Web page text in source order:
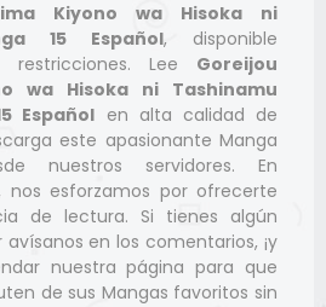
Kiyono wa Hisoka ni
15 Español, disponible
restricciones. Lee Goreijou
wa Hisoka ni Tashinamu
Español en alta calidad de
este apasionante Manga
nuestros servidores. En
nos esforzamos por ofrecerte
de lectura. Si tienes algún
en los comentarios, ¡y
nuestra página para que
de sus Mangas favoritos sin